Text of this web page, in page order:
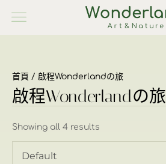
首頁 / 啟程Wonderlandの旅
啟程Wonderlandの旅
Showing all 4 results
Default